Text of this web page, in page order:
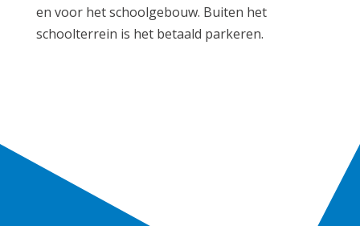
en voor het schoolgebouw. Buiten het
schoolterrein is het betaald parkeren.